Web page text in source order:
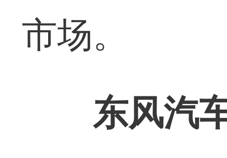
市场。
东风汽